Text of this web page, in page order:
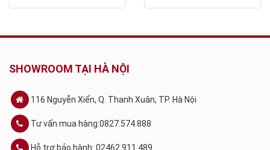
SHOWROOM TẠI HÀ NỘI
116 Nguyễn Xiển, Q. Thanh Xuân, TP. Hà Nội
Tư vấn mua hàng:0827.574.888
Hỗ trợ bảo hành: 02462.911.489